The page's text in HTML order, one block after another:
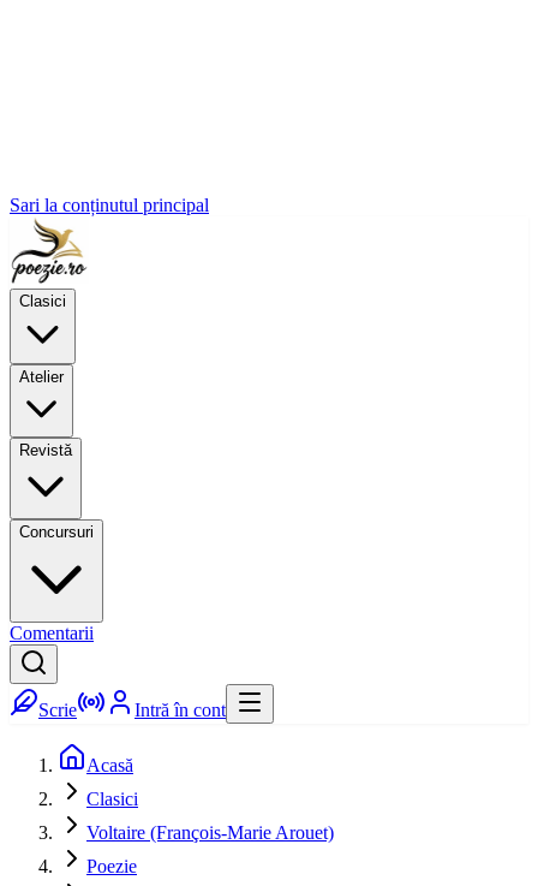
Sari la conținutul principal
Clasici
Atelier
Revistă
Concursuri
Comentarii
Scrie Intră în cont
Acasă
Clasici
Voltaire (François-Marie Arouet)
Poezie